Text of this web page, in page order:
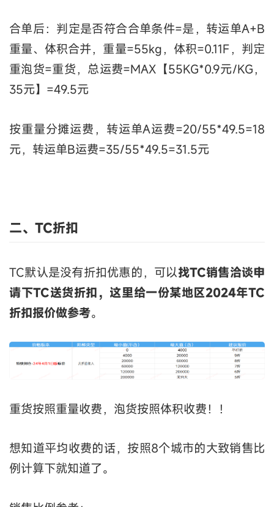
合单后：判定是否符合合单条件=是，转运单A+B
重量、体积合并，重量=55kg，体积=0.11F，判定
重泡货=重货，总运费=MAX【55KG*0.9元/KG，
35元】=49.5元
按重量分摊运费，转运单A运费=20/55*49.5=18
元，转运单B运费=35/55*49.5=31.5元
二、TC折扣
TC默认是没有折扣优惠的，可以找TC销售洽谈申
请下TC送货折扣，这里给一份某地区2024年TC
折扣报价做参考。
重货按照重量收费，泡货按照体积收费！！
想知道平均收费的话，按照8个城市的大致销售比
例计算下就知道了。